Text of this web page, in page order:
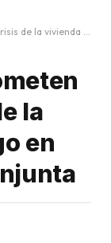
en una declaración conjunta
la
en